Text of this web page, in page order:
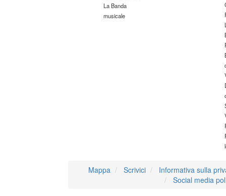
La Banda
musicale
Mappa Scrivici
Informativa sulla
Social media